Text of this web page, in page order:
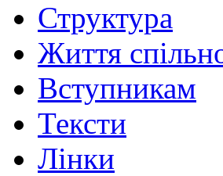
Структура
Життя
Вступникам
Тексти
Лінки